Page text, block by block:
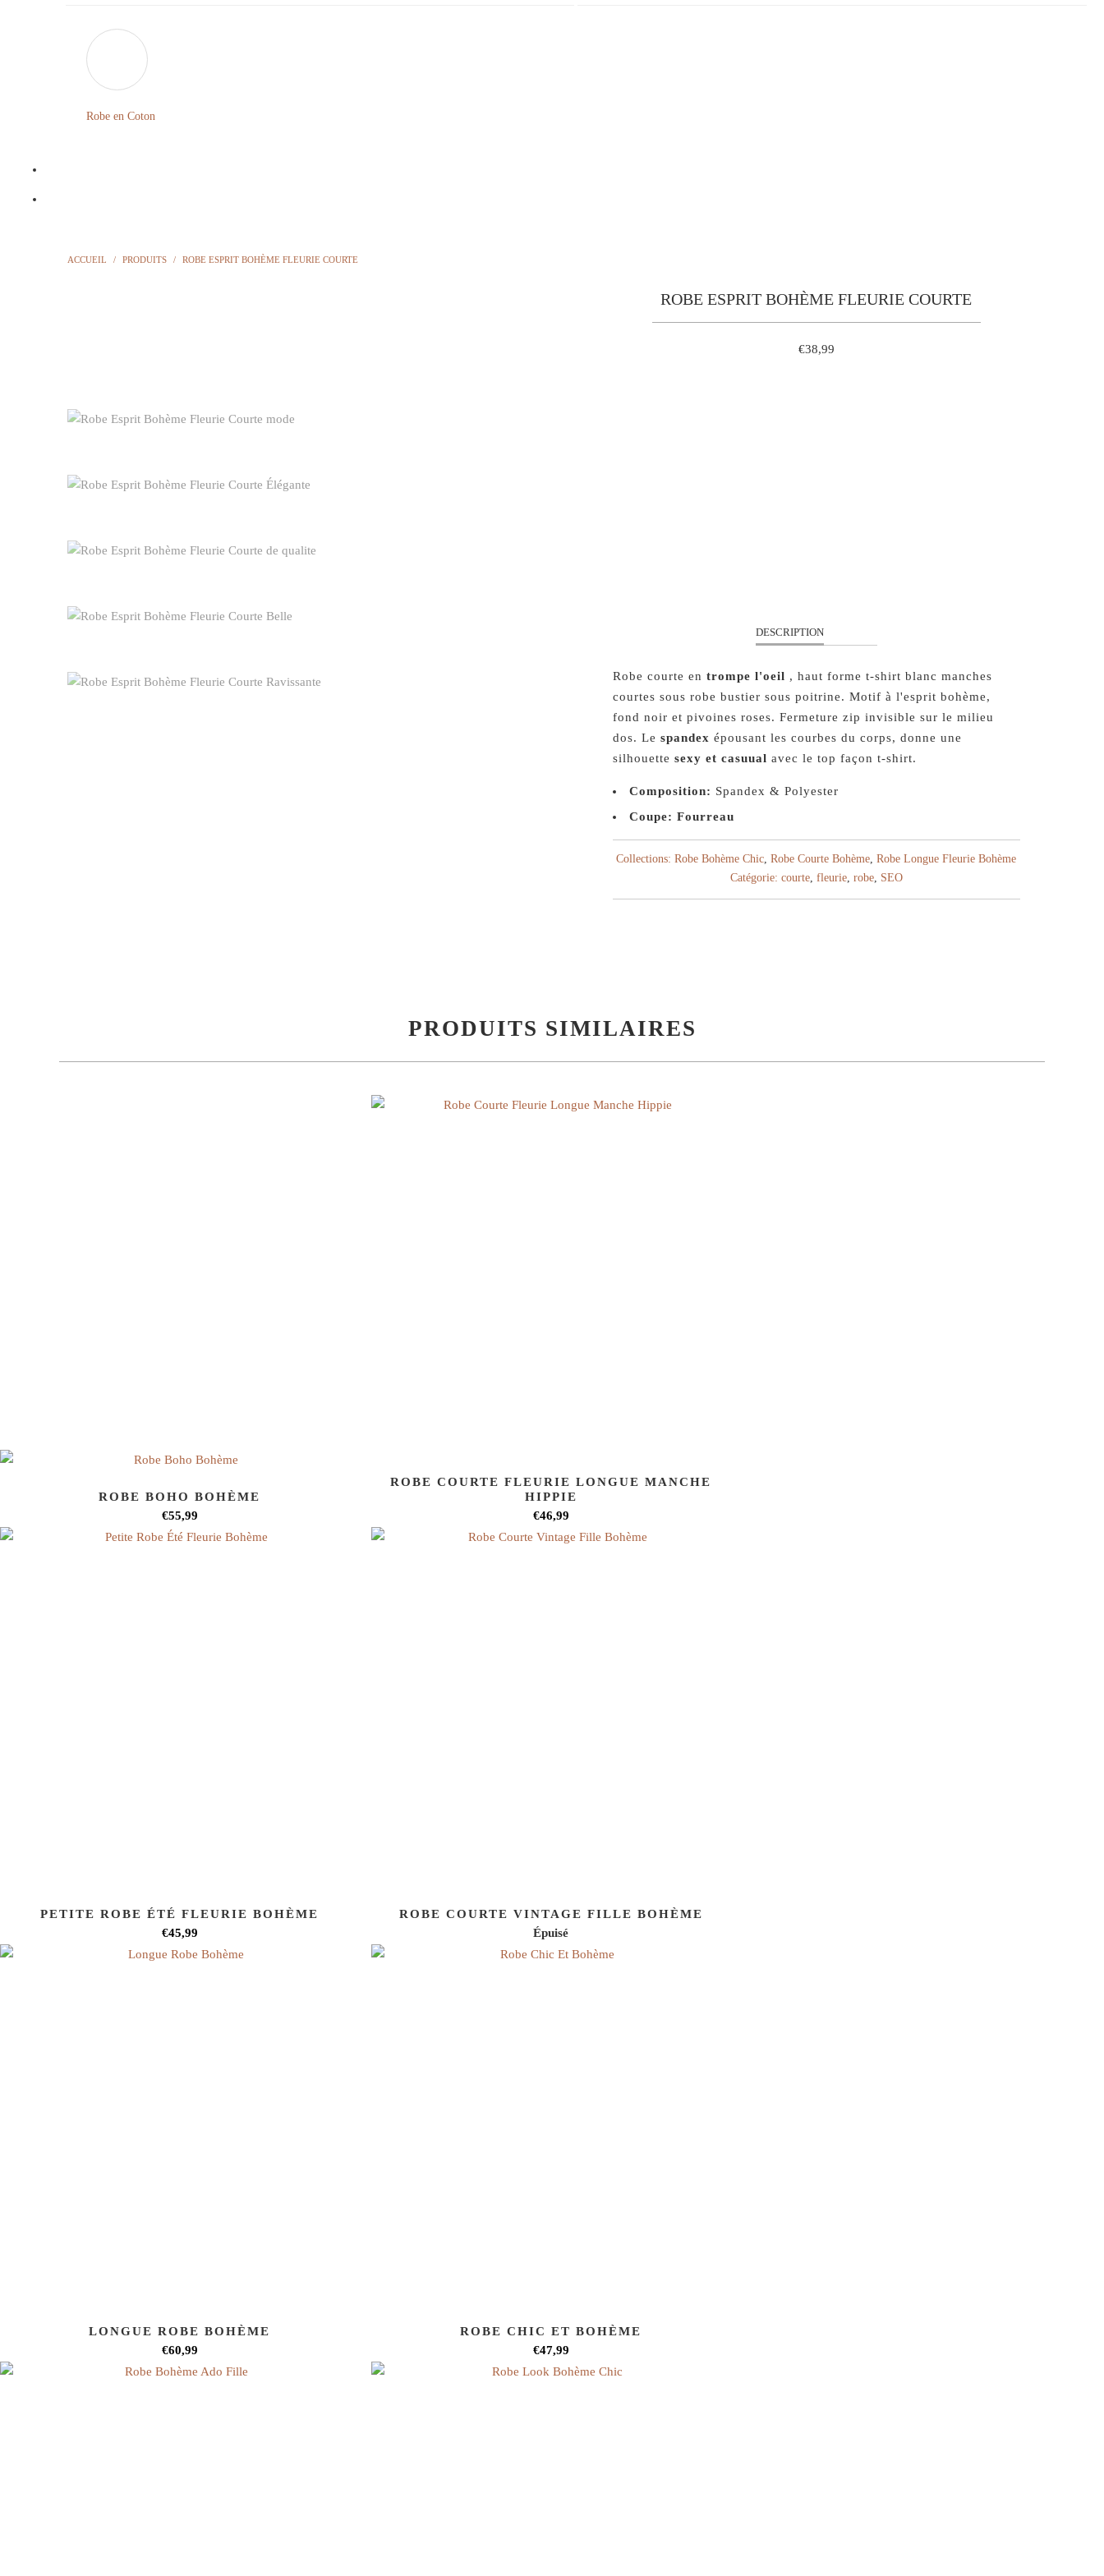
Robe en Coton
ACCUEIL / PRODUITS / ROBE ESPRIT BOHÈME FLEURIE COURTE
ROBE ESPRIT BOHÈME FLEURIE COURTE
€38,99
DESCRIPTION
Robe courte en trompe l'oeil , haut forme t-shirt blanc manches
courtes sous robe bustier sous poitrine. Motif à l'esprit bohème,
fond noir et pivoines roses. Fermeture zip invisible sur le milieu
dos. Le spandex épousant les courbes du corps, donne une
silhouette sexy et casuual avec le top façon t-shirt.
Composition: Spandex & Polyester
Coupe: Fourreau
Collections: Robe Bohème Chic,Robe Courte Bohème,Robe Longue Fleurie Bohème
Catégorie: courte, fleurie, robe, SEO
PRODUITS SIMILAIRES
ROBE BOHO BOHÈME
€55,99
ROBE COURTE FLEURIE LONGUE MANCHE
HIPPIE
€46,99
PETITE ROBE ÉTÉ FLEURIE BOHÈME
€45,99
ROBE COURTE VINTAGE FILLE BOHÈME
Épuisé
LONGUE ROBE BOHÈME
€60,99
ROBE CHIC ET BOHÈME
€47,99